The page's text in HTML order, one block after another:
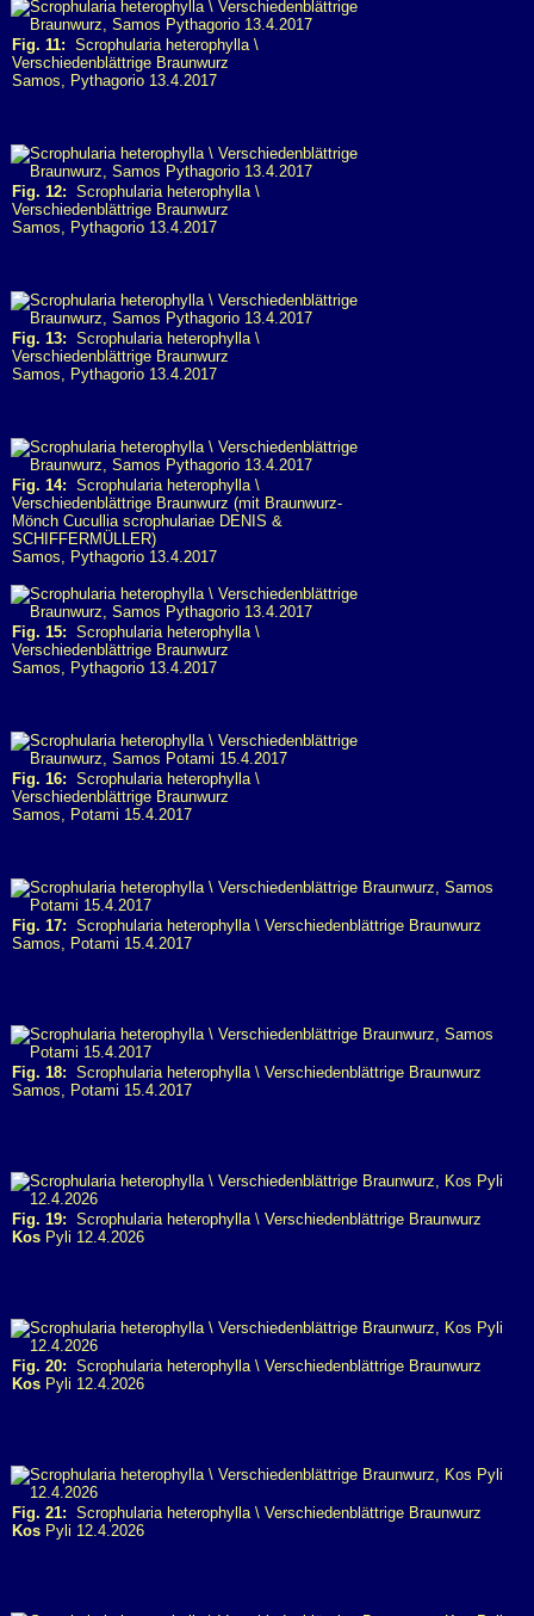
Fig. 11: Scrophularia heterophylla \
Verschiedenblättrige Braunwurz
Samos, Pythagorio 13.4.2017
Fig. 12: Scrophularia heterophylla \
Verschiedenblättrige Braunwurz
Samos, Pythagorio 13.4.2017
Fig. 13: Scrophularia heterophylla \
Verschiedenblättrige Braunwurz
Samos, Pythagorio 13.4.2017
Fig. 14: Scrophularia heterophylla \
Verschiedenblättrige Braunwurz (mit Braunwurz-
Mönch Cucullia scrophulariae DENIS &
SCHIFFERMÜLLER)
Samos, Pythagorio 13.4.2017
Fig. 15: Scrophularia heterophylla \
Verschiedenblättrige Braunwurz
Samos, Pythagorio 13.4.2017
Fig. 16: Scrophularia heterophylla \
Verschiedenblättrige Braunwurz
Samos, Potami 15.4.2017
Fig. 17: Scrophularia heterophylla \ Verschiedenblättrige Braunwurz
Samos, Potami 15.4.2017
Fig. 18: Scrophularia heterophylla \ Verschiedenblättrige Braunwurz
Samos, Potami 15.4.2017
Fig. 19: Scrophularia heterophylla \ Verschiedenblättrige Braunwurz
Kos Pyli 12.4.2026
Fig. 20: Scrophularia heterophylla \ Verschiedenblättrige Braunwurz
Kos Pyli 12.4.2026
Fig. 21: Scrophularia heterophylla \ Verschiedenblättrige Braunwurz
Kos Pyli 12.4.2026